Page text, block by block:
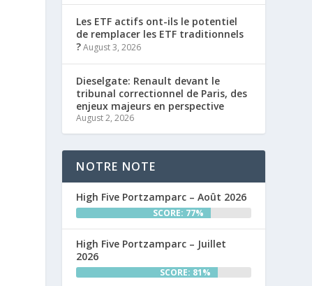
Les ETF actifs ont-ils le potentiel
de remplacer les ETF traditionnels
?August 3, 2026
Dieselgate: Renault devant le
tribunal correctionnel de Paris, des
enjeux majeurs en perspective
August 2, 2026
NOTRE NOTE
High Five Portzamparc – Août 2026
SCORE: 77%
High Five Portzamparc – Juillet
2026
SCORE: 81%